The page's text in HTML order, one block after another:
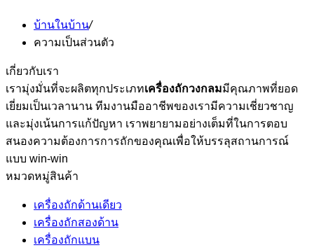
บ้านในบ้าน/
ความเป็นส่วนตัว
เกี่ยวกับเรา
เรามุ่งมั่นที่จะผลิตทุกประเภทเครื่องถักวงกลมมีคุณภาพที่ยอด
เยี่ยมเป็นเวลานาน ทีมงานมืออาชีพของเรามีความเชี่ยวชาญ
และมุ่งเน้นการแก้ปัญหา เราพยายามอย่างเต็มที่ในการตอบ
สนองความต้องการการถักของคุณเพื่อให้บรรลุสถานการณ์
แบบ win-win
หมวดหมู่สินค้า
เครื่องถักด้านเดียว
เครื่องถักสองด้าน
เครื่องถักแบน